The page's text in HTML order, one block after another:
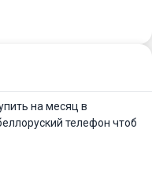
на месяц в
телефон чтоб